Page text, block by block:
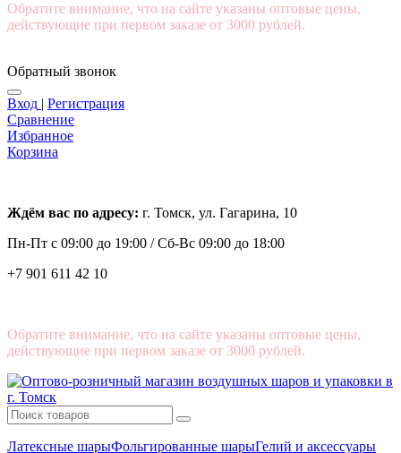
Обратите внимание, что на сайте указаны оптовые цены,
действующие при первом заказе от 3000 рублей.
Обратный звонок
Вход | Регистрация
Сравнение
Избранное
Корзина
Ждём вас по адресу: г. Томск, ул. Гагарина, 10
Пн-Пт с 09:00 до 19:00 /Сб-Вс 09:00 до 18:00
+7 901 611 42 10
Обратите внимание, что на сайте указаны оптовые цены,
действующие при первом заказе от 3000 рублей.
Латексные шарыФольгированные шарыГелий и аксессуары